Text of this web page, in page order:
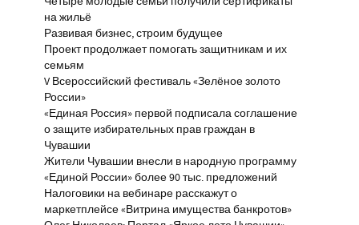
на жильё
Развивая бизнес, строим будущее
Проект продолжает помогать защитникам и их
семьям
V Всероссийский фестиваль «Зелёное золото
России»
«Единая Россия» первой подписала соглашение
о защите избирательных прав граждан в
Чувашии
Жители Чувашии внесли в народную программу
«Единой России» более 90 тыс. предложений
Налоговики на вебинаре расскажут о
маркетплейсе «Витрина имущества банкротов»